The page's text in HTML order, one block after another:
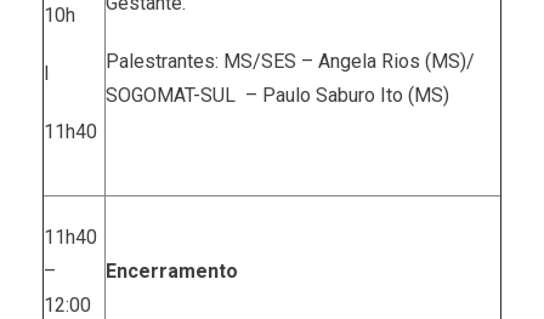
10h
11h40
Palestrantes: MS/SES – Angela Rios (MS)/
SOGOMAT-SUL – Paulo Saburo Ito (MS)
11h40
–
12:00
Encerramento